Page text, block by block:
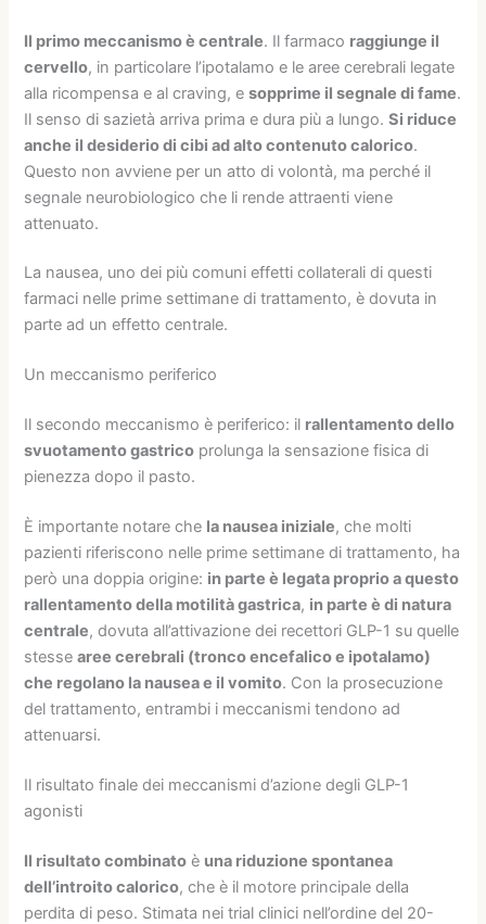
Il primo meccanismo è centrale. Il farmaco raggiunge il
cervello, in particolare l’ipotalamo e le aree cerebrali legate
alla ricompensa e al craving, esopprime il segnale di fame.
Il senso di sazietà arriva prima e dura più a lungo.Si riduce
anche il desiderio di cibi ad alto contenuto calorico.
Questo non avviene per un atto di volontà, ma perché il
segnale neurobiologico che li rende attraenti viene
attenuato.
La nausea, uno dei più comuni effetti collaterali di questi
farmaci nelle prime settimane di trattamento, è dovuta in
parte ad un effetto centrale.
Un meccanismo periferico
Il secondo meccanismo è periferico: il rallentamento dello
svuotamento gastrico prolunga la sensazione fisica di
pienezza dopo il pasto.
È importante notare che la nausea iniziale, che molti
pazienti riferiscono nelle prime settimane di trattamento, ha
però una doppia origine: in parte è legata proprio a questo
rallentamento della motilità gastrica, in parte è di natura
centrale, dovuta all’attivazione dei recettori GLP-1 su quelle
stessearee cerebrali (tronco encefalico e ipotalamo)
che regolano la nausea e il vomito. Con la prosecuzione
del trattamento, entrambi i meccanismi tendono ad
attenuarsi.
Il risultato finale dei meccanismi d’azione degli GLP-1
agonisti
Il risultato combinato è una riduzione spontanea
dell’introito calorico, che è il motore principale della
perdita di peso. Stimata nei trial clinici nell’ordine del 20-